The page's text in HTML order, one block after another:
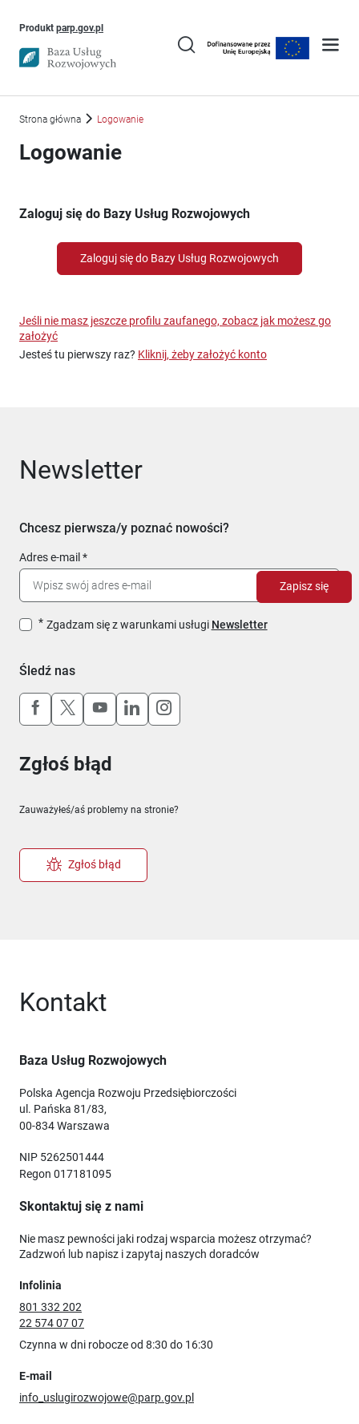
Produkt parp.gov.plUwaga, link otworzy się w nowym oknie
Strona główna Logowanie
Logowanie
Zaloguj się do Bazy Usług Rozwojowych
Zaloguj się do Bazy Usług Rozwojowych
Jeśli nie masz jeszcze profilu zaufanego, zobacz jak możesz go
założyć
Jesteś tu pierwszy raz? Kliknij, żeby założyć konto
Newsletter
Chcesz pierwsza/y poznać nowości?
Adres e-mail
Zgadzam się z warunkami usługi Newsletter
Zapisz się
Śledź nas
Uwaga, link otworzy się w nowym oknie
Uwaga, link otworzy się w nowym oknie
Uwaga, link otworzy się w nowym
Uwaga, link otworzy się w
Uwaga, link otworzy się w
Zgłoś błąd
Zauważyłeś/aś problemy na stronie?
Zgłoś błąd
Kontakt
Baza Usług Rozwojowych
Polska Agencja Rozwoju Przedsiębiorczości
ul. Pańska 81/83,
00-834 Warszawa
NIP 5262501444
Regon 017181095
Skontaktuj się z nami
Nie masz pewności jaki rodzaj wsparcia możesz otrzymać?
Zadzwoń lub napisz i zapytaj naszych doradców
Infolinia
801 332 202
22 574 07 07
Czynna w dni robocze od 8:30 do 16:30
E-mail
info_uslugirozwojowe@parp.gov.pl